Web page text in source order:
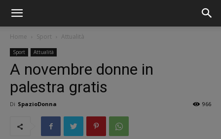
Home Sport Attualità
Sport Attualità
A novembre donne in
palestra gratis
Di SpazioDonna 966